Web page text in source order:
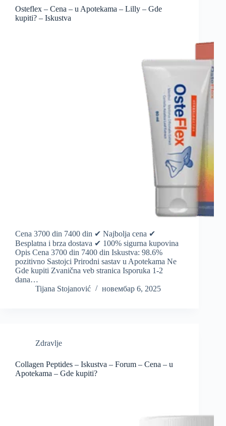
Osteflex – Cena – u Apotekama – Lilly – Gde
kupiti? – Iskustva
Cena 3700 din 7400 din ✔ Najbolja cena ✔
Besplatna i brza dostava ✔ 100% sigurna kupovina
Opis Cena 3700 din 7400 din Iskustva: 98.6%
pozitivno Sastojci Prirodni sastav u Apotekama Ne
Gde kupiti Zvanična veb stranica Isporuka 1-2
dana…
Tijana Stojanović
новембар 6, 2025
Zdravlje
Collagen Peptides – Iskustva – Forum – Cena – u
Apotekama – Gde kupiti?